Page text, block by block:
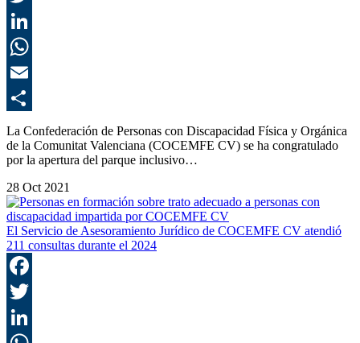
La Confederación de Personas con Discapacidad Física y Orgánica
de la Comunitat Valenciana (COCEMFE CV) se ha congratulado
por la apertura del parque inclusivo…
28 Oct 2021
El Servicio de Asesoramiento Jurídico de COCEMFE CV atendió
211 consultas durante el 2024